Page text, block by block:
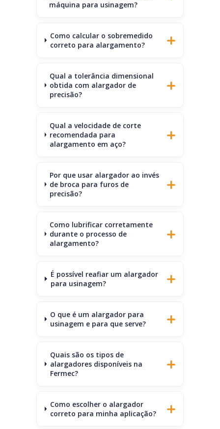
máquina para usinagem?
Como calcular o sobremedido
correto para alargamento?
Qual a tolerância dimensional
obtida com alargador de
precisão?
Qual a velocidade de corte
recomendada para
alargamento em aço?
Por que usar alargador ao invés
de broca para furos de
precisão?
Como lubrificar corretamente
durante o processo de
alargamento?
É possível reafiar um alargador
para usinagem?
O que é um alargador para
usinagem e para que serve?
Quais são os tipos de
alargadores disponíveis na
Fermec?
Como escolher o alargador
correto para minha aplicação?